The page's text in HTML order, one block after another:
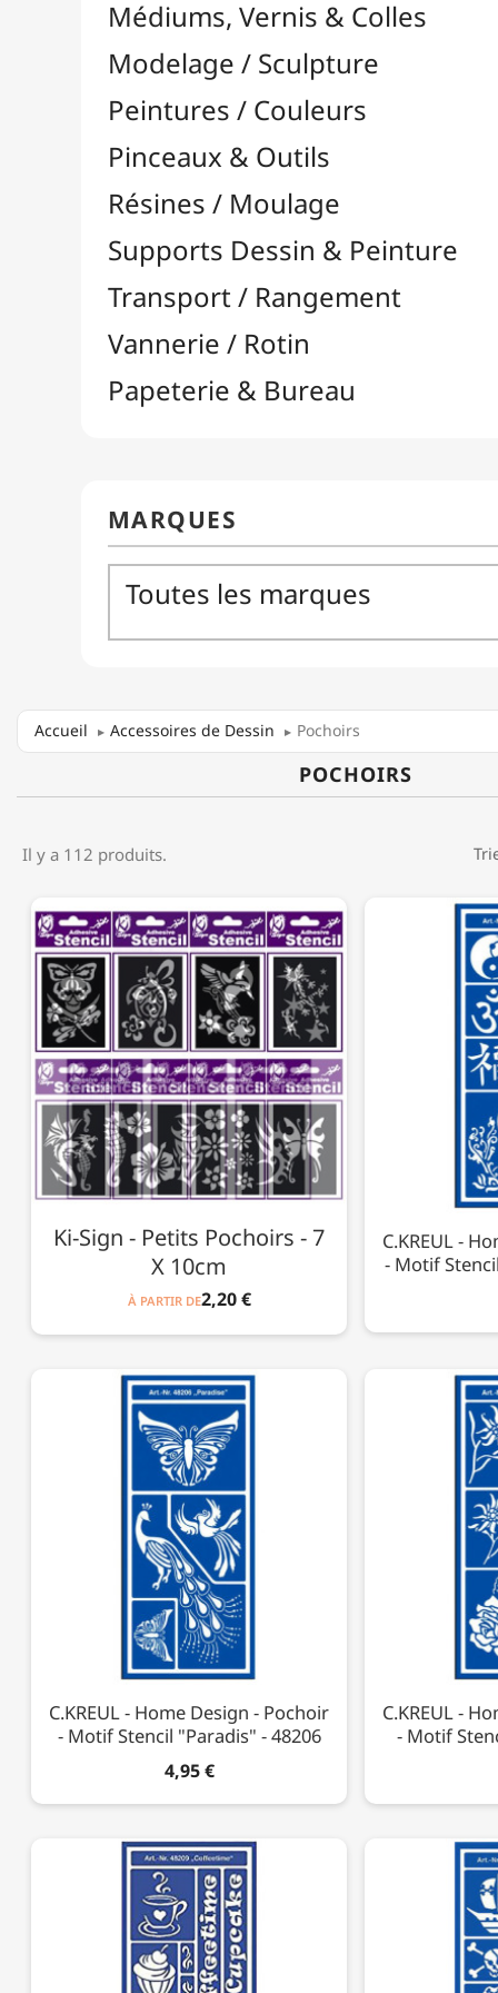
Accueil Accessoires de Dessin Pochoirs
POCHOIRS
Il y a 112 produits.
Ki-Sign - Petits Pochoirs - 7
X 10cm
À PARTIR DE2,20 €
C.KREUL -
- Motif
C.KREUL - Home Design - Pochoir
- Motif Stencil "Paradis" - 48206
4,95 €
C.KREUL -
- Motif